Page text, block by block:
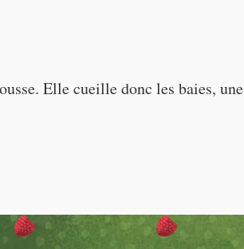
Elle cueille donc les baies, une